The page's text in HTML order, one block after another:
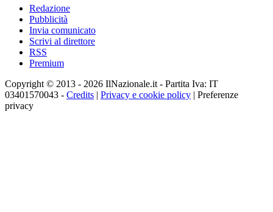
Redazione
Pubblicità
Invia comunicato
Scrivi al direttore
RSS
Premium
Copyright © 2013 - 2026 IlNazionale.it - Partita Iva: IT
03401570043 - Credits | Privacy e cookie policy | Preferenze
privacy